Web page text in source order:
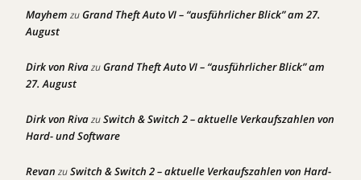
Mayhem zuGrand Theft Auto VI – “ausführlicher Blick” am 27.
August
Dirk von RivazuGrand Theft Auto VI – “ausführlicher Blick” am
27. August
Dirk von RivazuSwitch & Switch 2 – aktuelle Verkaufszahlen von
Hard- und Software
Revan zuSwitch & Switch 2 – aktuelle Verkaufszahlen von Hard-